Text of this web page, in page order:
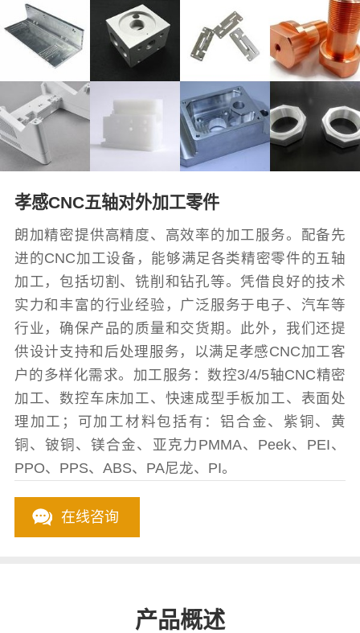
孝感CNC五轴对外加工零件
朗加精密提供高精度、高效率的加工服务。配备先
进的CNC加工设备，能够满足各类精密零件的五轴
加工，包括切割、铣削和钻孔等。凭借良好的技术
实力和丰富的行业经验，广泛服务于电子、汽车等
行业，确保产品的质量和交货期。此外，我们还提
供设计支持和后处理服务，以满足孝感CNC加工客
户的多样化需求。加工服务：数控3/4/5轴CNC精密
加工、数控车床加工、快速成型手板加工、表面处
理加工；可加工材料包括有：铝合金、紫铜、黄
铜、铍铜、镁合金、亚克力PMMA、Peek、PEI、
PPO、PPS、ABS、PA尼龙、PI。
在线咨询
产品概述